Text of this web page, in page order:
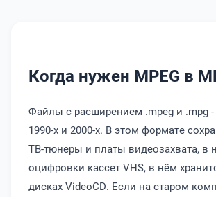
Когда нужен MPEG в
Файлы с расширением .mpeg и .mpg
1990-х и 2000-х. В этом формате
ТВ-тюнеры и платы видеозахвата, в
оцифровки кассет VHS, в нём
дисках VideoCD. Если на старом